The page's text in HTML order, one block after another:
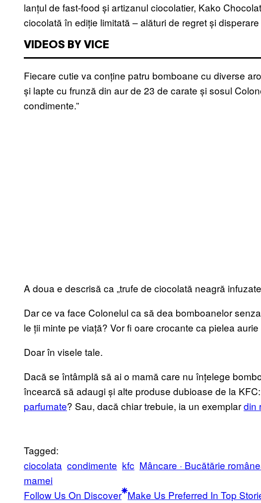
lanțul de fast-food și artizanul ciocolatier, Kako
ciocolată în ediție limitată – alături de regret și
VIDEOS BY VICE
Fiecare cutie va conține patru bomboane cu diverse
și lapte cu frunză din aur de 23 de carate și sosul
condimente.”
A doua e descrisă ca „trufe de ciocolată neagră
Dar ce va face Colonelul ca să dea bomboanelor
le ții minte pe viață? Vor fi oare crocante ca pielea
Doar în visele tale.
Dacă se întâmplă să ai o mamă care nu înțelege
încearcă să adaugi și alte produse dubioase de la KFC:
parfumate? Sau, dacă chiar trebuie, ia un exemplardin
Tagged:
ciocolata condimente kfc Mâncare · Bucătărie
mamei
Follow Us On Discover Make Us Preferred In Top